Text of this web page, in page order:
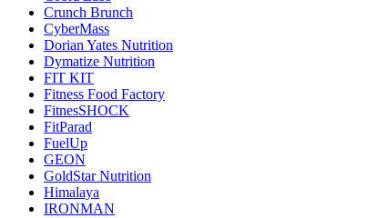
Crunch Brunch
CyberMass
Dorian Yates Nutrition
Dymatize Nutrition
FIT KIT
Fitness Food Factory
FitnesSHOCK
FitParad
FuelUp
GEON
GoldStar Nutrition
Himalaya
IRONMAN